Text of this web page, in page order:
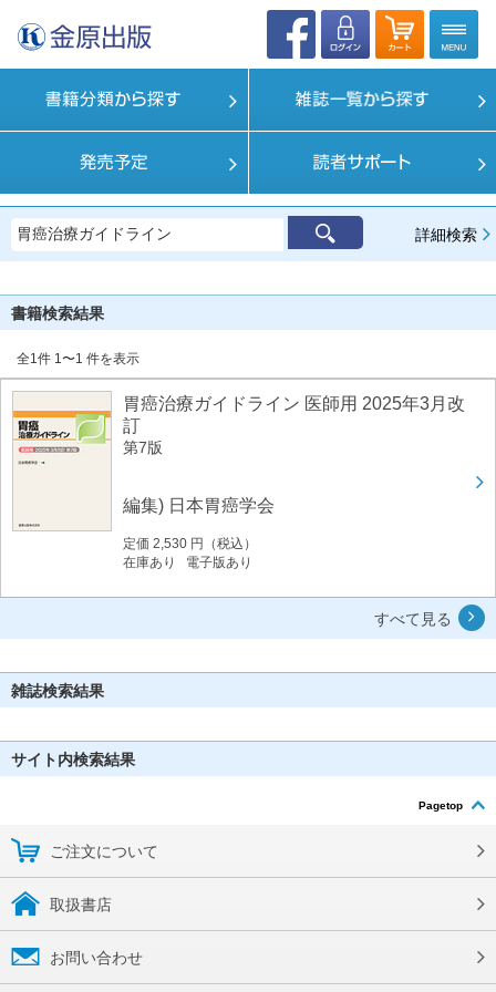
詳細検索
書籍検索結果
全1件 1〜1 件を表示
胃癌治療ガイドライン 医師用 2025年3月改
訂
第7版
編集) 日本胃癌学会
定価 2,530 円（税込）
在庫あり 電子版あり
すべて見る
雑誌検索結果
サイト内検索結果
Pagetop
ご注文について
取扱書店
お問い合わせ